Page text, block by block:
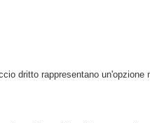
dritto rappresentano